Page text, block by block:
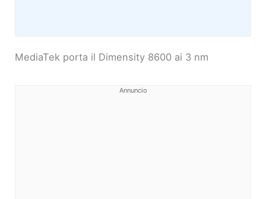
MediaTek porta il Dimensity 8600 ai 3 nm
Annuncio